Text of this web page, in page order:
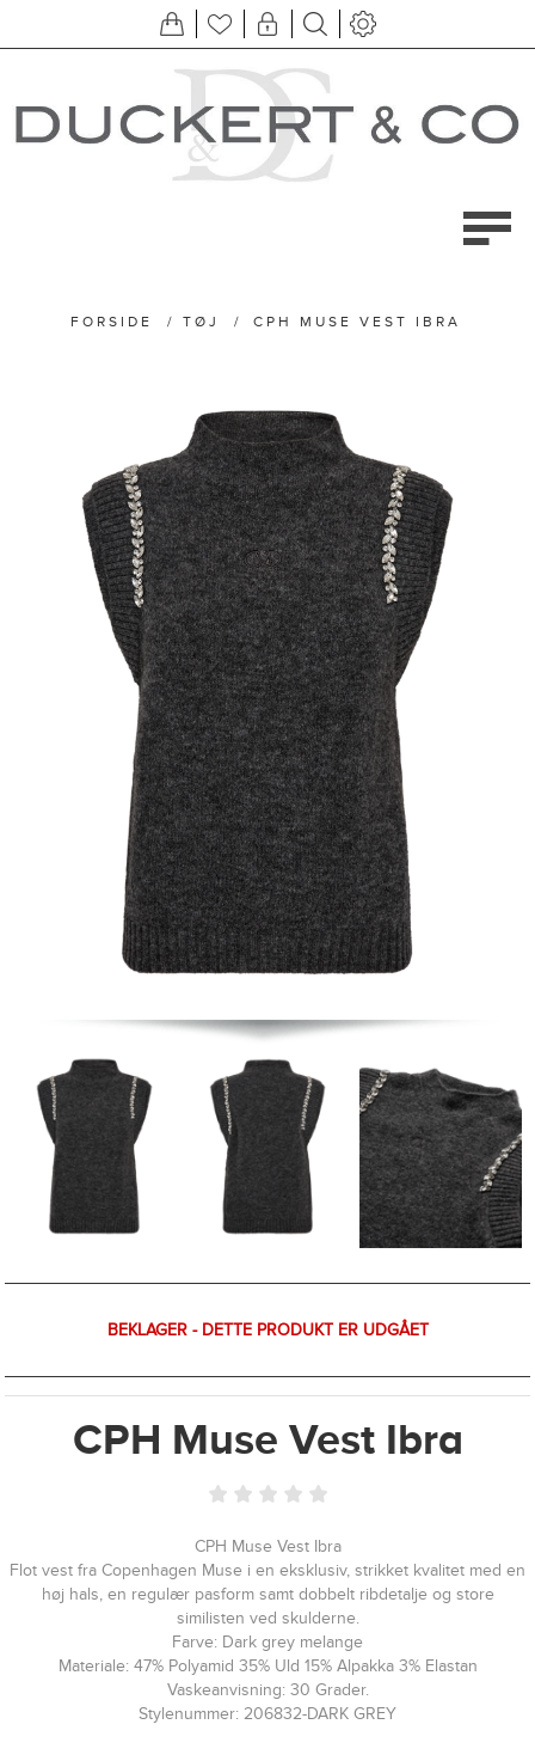
FORSIDE / TØJ / CPH MUSE VEST IBRA
BEKLAGER - DETTE PRODUKT ER UDGÅET
CPH Muse Vest Ibra
CPH Muse Vest Ibra
Flot vest fra Copenhagen Muse i en eksklusiv, strikket kvalitet med en
høj hals, en regulær pasform samt dobbelt ribdetalje og store
similisten ved skulderne.
Farve: Dark grey melange
Materiale: 47% Polyamid 35% Uld 15% Alpakka 3% Elastan
Vaskeanvisning: 30 Grader.
Stylenummer: 206832-DARK GREY